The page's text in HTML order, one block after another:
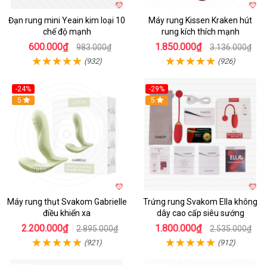
Đạn rung mini Yeain kim loại 10
chế độ mạnh
600.000₫ 983.000₫
(932)
Máy rung Kissen Kraken hút
rung kích thích mạnh
1.850.000₫ 3.136.000₫
(926)
-24%
Hot
5
Máy rung thụt Svakom Gabrielle
điều khiển xa
2.200.000₫ 2.895.000₫
(921)
-29%
5
Trứng rung Svakom Ella không
dây cao cấp siêu sướng
1.800.000₫ 2.535.000₫
(912)